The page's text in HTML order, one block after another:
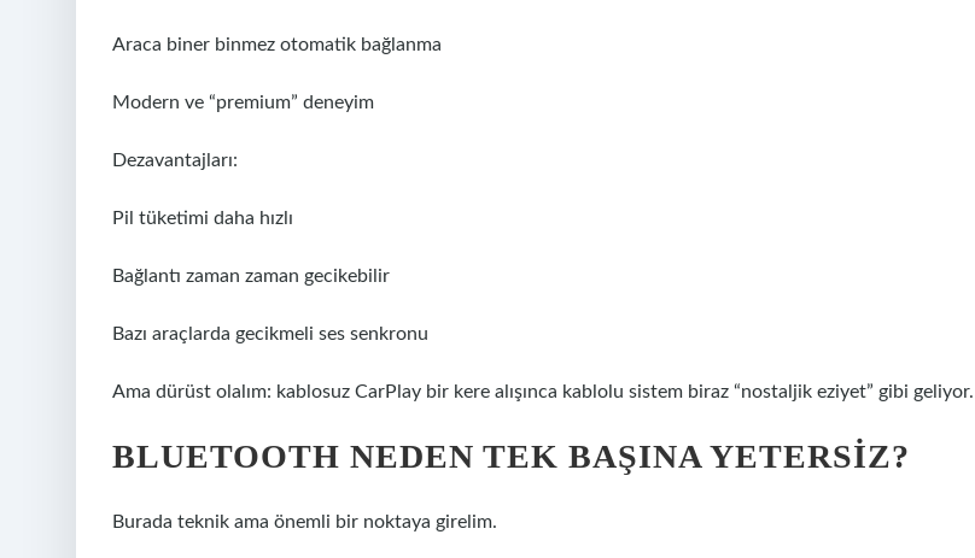
Araca biner binmez otomatik bağlanma
Modern ve “premium” deneyim
Dezavantajları:
Pil tüketimi daha hızlı
Bağlantı zaman zaman gecikebilir
Bazı araçlarda gecikmeli ses senkronu
Ama dürüst olalım: kablosuz CarPlay bir kere alışınca kablolu sistem biraz “nostaljik eziyet” gibi geliyor.
BLUETOOTH NEDEN TEK BAŞINA YETERSIZ?
Burada teknik ama önemli bir noktaya girelim.